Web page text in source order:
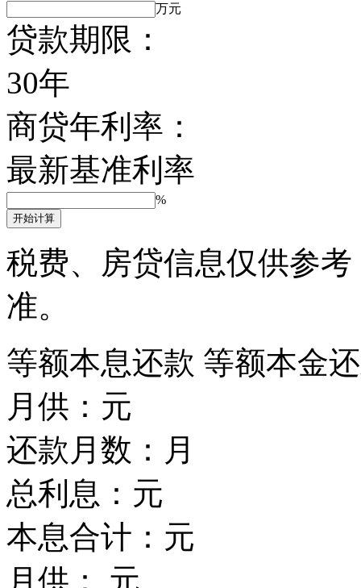
万元
贷款期限：
30年
商贷年利率：
最新基准利率
%
开始计算
税费、房贷信息仅供参
准。
等额本息还款 等额本金
月供： 元
还款月数： 月
总利息： 元
本息合计： 元
月供：
元